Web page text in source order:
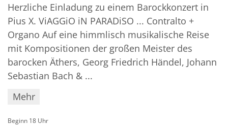
Herzliche Einladung zu einem Barockkonzert in
Pius X. ViAGGiO iN PARADiSO ... Contralto +
Organo Auf eine himmlisch musikalische Reise
mit Kompositionen der großen Meister des
barocken Äthers, Georg Friedrich Händel, Johann
Sebastian Bach & ...
Mehr
Beginn 18 Uhr: